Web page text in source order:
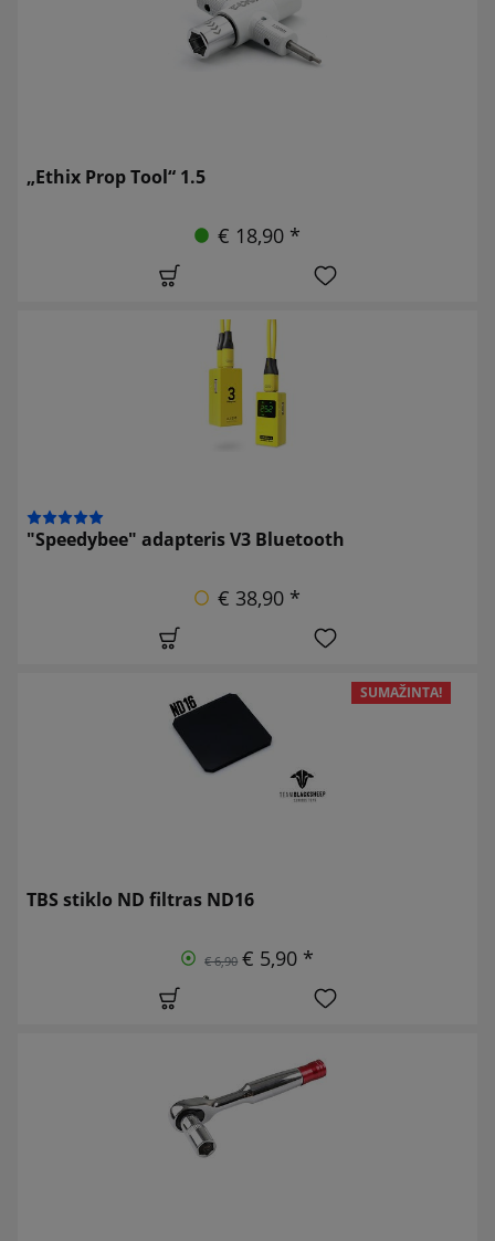
„Ethix Prop Tool“ 1.5
€ 18,90 *
"Speedybee" adapteris V3 Bluetooth
€ 38,90 *
SUMAŽINTA!
TBS stiklo ND filtras ND16
€ 6,90 € 5,90 *